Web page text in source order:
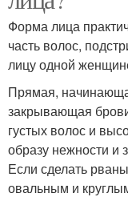
Форма лица
часть волос,
лицу одной
Прямая,
закрывающая
густых волос и
образу нежности и
Если сделать
овальным и